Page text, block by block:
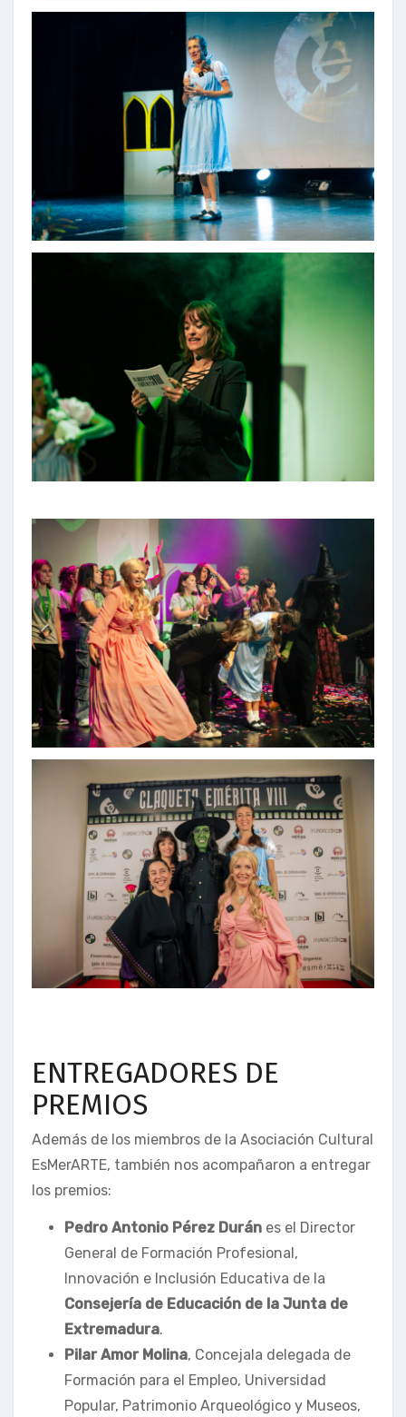
ENTREGADORES DE
PREMIOS
Además de los miembros de la Asociación Cultural
EsMerARTE, también nos acompañaron a entregar
los premios:
Pedro Antonio Pérez Durán es el Director
General de Formación Profesional,
Innovación e Inclusión Educativa de la
Consejería de Educación de la Junta de
Extremadura.
Pilar Amor Molina, Concejala delegada de
Formación para el Empleo, Universidad
Popular, Patrimonio Arqueológico y Museos,